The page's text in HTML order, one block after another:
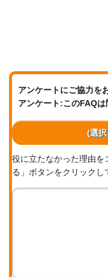
アンケートにご協力を
アンケート:このFAQ
(選
役に立たなかった理由を
る」ボタンをクリックし